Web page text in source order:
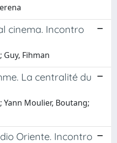
cinema. Incontro
Guy, Fihman
La centralité du
Yann Moulier, Boutang;
Oriente. Incontro